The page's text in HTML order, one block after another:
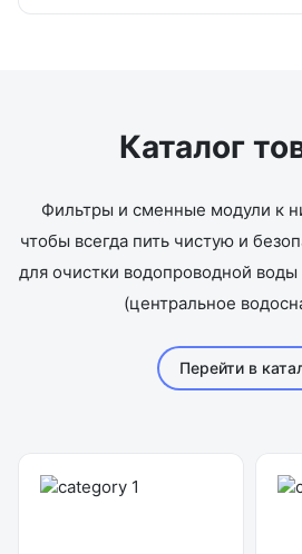
Каталог
Фильтры и сменные модули к
чтобы всегда пить чистую и
для очистки водопроводной воды
(центральное
Перейти в